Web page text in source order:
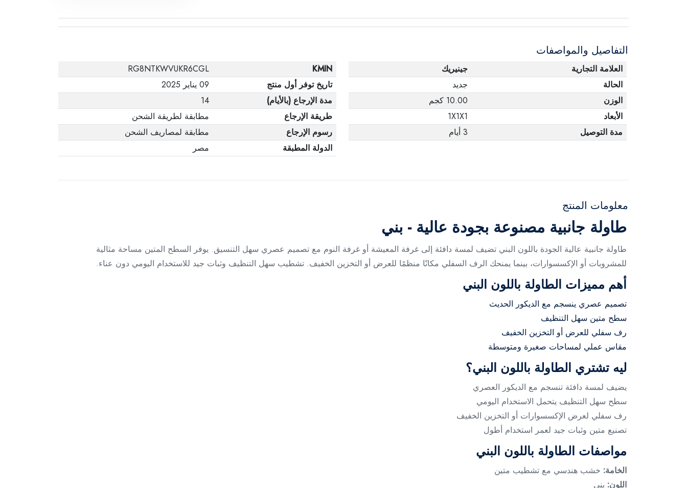
التفاصيل والمواصفات
العلامة التجارية
جينيريك
الحالة
جديد
الوزن
10.00 كجم
الأبعاد
1X1X1
مدة التوصيل
3 أيام
KMIN
RG8NTKWVUKR6CGL
تاريخ توفر أول منتج
09 يناير 2025
مدة الإرجاع (بالأيام)
14
طريقة الإرجاع
مطابقة لطريقة الشحن
رسوم الإرجاع
مطابقة لمصاريف الشحن
الدولة المطبقة
مصر
معلومات المنتج
طاولة جانبية مصنوعة بجودة عالية - بني
طاولة جانبية عالية الجودة باللون البني تضيف لمسة دافئة إلى غرفة المعيشة أو غرفة النوم مع تصميم عصري سهل التنسيق. يوفر السطح المتين مساحة مثالية
للمشروبات أو الإكسسوارات، بينما يمنحك الرف السفلي مكانًا منظمًا للعرض أو التخزين الخفيف. تشطيب سهل التنظيف وثبات جيد للاستخدام اليومي دون عناء.
أهم مميزات الطاولة باللون البني
تصميم عصري ينسجم مع الديكور الحديث
سطح متين سهل التنظيف
رف سفلي للعرض أو التخزين الخفيف
مقاس عملي لمساحات صغيرة ومتوسطة
ليه تشتري الطاولة باللون البني؟
يضيف لمسة دافئة تنسجم مع الديكور العصري
سطح سهل التنظيف يتحمل الاستخدام اليومي
رف سفلي لعرض الإكسسوارات أو التخزين الخفيف
تصنيع متين وثبات جيد لعمر استخدام أطول
مواصفات الطاولة باللون البني
الخامة: خشب هندسي مع تشطيب متين
اللون: بني